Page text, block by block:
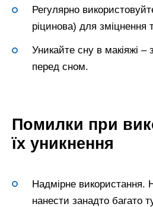
Регулярно
ріцинова) для зміцнення
Уникайте сну в макіяжі
перед сном.
Помилки при
їх уникнення
Надмірне використання.
нанести занадто багато